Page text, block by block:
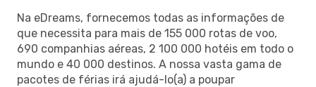
Na eDreams, fornecemos todas as informações de
que necessita para mais de 155 000 rotas de voo,
690 companhias aéreas, 2 100 000 hotéis em todo o
mundo e 40 000 destinos. A nossa vasta gama de
pacotes de férias irá ajudá-lo(a) a poupar